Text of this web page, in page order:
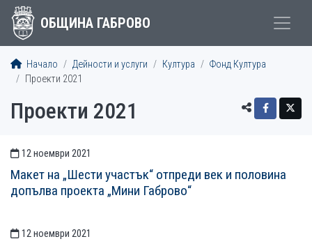
ОБЩИНА ГАБРОВО
Начало Дейности и услуги Култура
Фонд Култура
Проекти 2021
Проекти 2021
СТАТИИСТАТИИ
12 ноември 2021
Макет на „Шести участък“ отпреди век и половина
допълва проекта „Мини Габрово“
12 ноември 2021